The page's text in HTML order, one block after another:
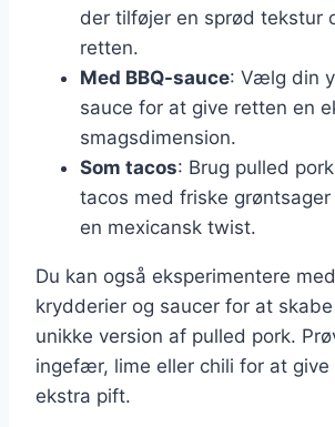
der tilføjer en sprød tekstur
retten.
Med BBQ-sauce: Vælg din
sauce for at give retten en
smagsdimension.
Som tacos: Brug pulled
tacos med friske
en mexicansk twist.
Du kan også eksperimentere
krydderier og saucer for at
unikke version af pulled pork.
ingefær, lime eller chili for at
ekstra pift.